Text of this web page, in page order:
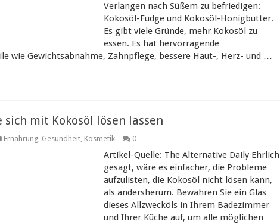
Verlangen nach Süßem zu befriedigen:
Kokosöl-Fudge und Kokosöl-Honigbutter.
Es gibt viele Gründe, mehr Kokosöl zu
essen. Es hat hervorragende
wie Gewichtsabnahme, Zahnpflege, bessere Haut-, Herz- und …
sich mit Kokosöl lösen lassen
Ernährung, Gesundheit, Kosmetik 0
Artikel-Quelle: The Alternative Daily Ehrlich
gesagt, wäre es einfacher, die Probleme
aufzulisten, die Kokosöl nicht lösen kann,
als andersherum. Bewahren Sie ein Glas
dieses Allzwecköls in Ihrem Badezimmer
und Ihrer Küche auf, um alle möglichen